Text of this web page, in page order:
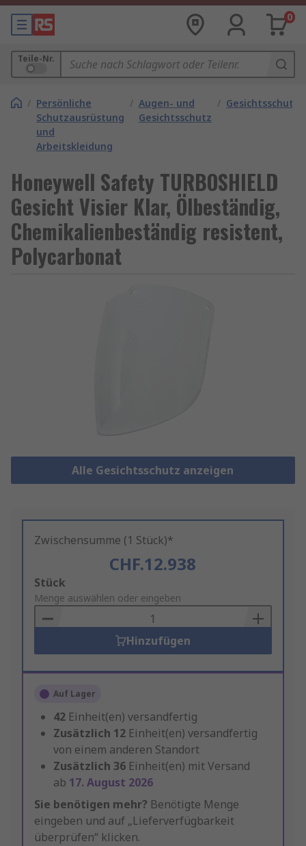
0
Teile-Nr.
/ Persönliche
Schutzausrüstung
und
Arbeitskleidung
/ Augen- und
Gesichtsschutz
/ Gesichtsschutz
Honeywell Safety TURBOSHIELD
Gesicht Visier Klar, Ölbeständig,
Chemikalienbeständig resistent,
Polycarbonat
Alle Gesichtsschutz anzeigen
Zwischensumme (1 Stück)*
CHF.12.938
Add
to
Basket
Stück
Menge auswählen oder eingeben
Hinzufügen
Auf Lager
42 Einheit(en) versandfertig
Zusätzlich 12 Einheit(en) versandfertig
von einem anderen Standort
Zusätzlich 36 Einheit(en) mit Versand
ab 17. August 2026
Sie benötigen mehr? Benötigte Menge
eingeben und auf „Lieferverfügbarkeit
überprüfen“ klicken.